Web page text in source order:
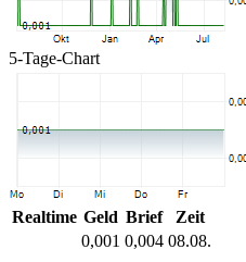
5-Tage-Chart
Realtime Geld Brief
Zeit
0,001 0,004 08.08.